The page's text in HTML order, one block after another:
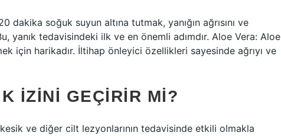
dakika soğuk suyun altına tutmak, yanığın ağrısını ve
yanık tedavisindeki ilk ve en önemli adımdır. Aloe Vera: Aloe
için harikadır. İltihap önleyici özellikleri sayesinde ağrıyı ve
IZINI GEÇIRIR MI?
ve diğer cilt lezyonlarının tedavisinde etkili olmakla